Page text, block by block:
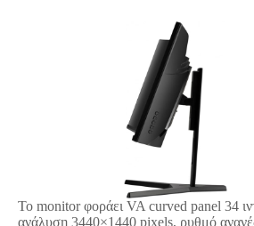
Το monitor φοράει VA curved panel 34
ανάλυση 3440×1440 pixels, ρυθμό